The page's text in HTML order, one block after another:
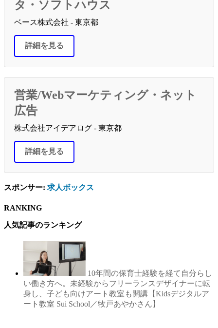
タ・ソフトハウス
ベース株式会社 - 東京都
詳細を見る
営業/Webマーケティング・ネット
広告
株式会社アイデアログ - 東京都
詳細を見る
スポンサー: 求人ボックス
RANKING
人気記事のランキング
10年間の保育士経験を経て自分らし
い働き方へ。未経験からフリーランスデザイナーに転
身し、子ども向けアート教室も開講【Kidsデジタルア
ート教室 Sui School／牧戸あやかさん】